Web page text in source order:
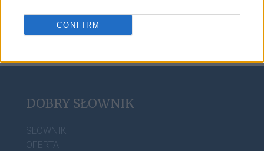
CONFIRM
DOBRY SŁOWNIK
SŁOWNIK
OFERTA